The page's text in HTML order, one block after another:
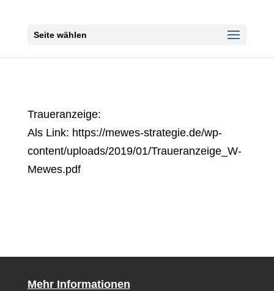
Seite wählen
Traueranzeige:
Als Link: https://mewes-strategie.de/wp-
content/uploads/2019/01/Traueranzeige_W-
Mewes.pdf
Mehr Informationen